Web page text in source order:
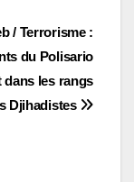
/ Terrorisme :
du Polisario
dans les rangs
Djihadistes